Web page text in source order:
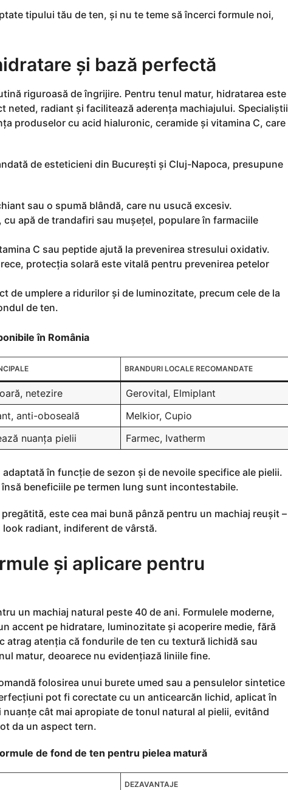
tipului tău de ten, și nu te teme să încerci formule noi,
și bază perfectă
riguroasă de îngrijire. Pentru tenul matur, hidratarea este
neted, radiant și facilitează aderența machiajului. Specialiștii
produselor cu acid hialuronic, ceramide și vitamina C, care
de esteticieni din București și Cluj-Napoca, presupune
sau o spumă blândă, care nu usucă excesiv.
apă de trandafiri sau mușețel, populare în farmaciile
C sau peptide ajută la prevenirea stresului oxidativ.
protecția solară este vitală pentru prevenirea petelor
de umplere a ridurilor și de luminozitate, precum cele de la
de ten.
în România
BRANDURI LOCALE RECOMANDATE
netezire
Gerovital, Elmiplant
anti-oboseală
Melkior, Cupio
nuanța pielii Farmec, Ivatherm
în funcție de sezon și de nevoile specifice ale pielii.
beneficiile pe termen lung sunt incontestabile.
este cea mai bună pânză pentru un machiaj reușit –
radiant, indiferent de vârstă.
și aplicare pentru
un machiaj natural peste 40 de ani. Formulele moderne,
accent pe hidratare, luminozitate și acoperire medie, fără
atrag atenția că fondurile de ten cu textură lichidă sau
matur, deoarece nu evidențiază liniile fine.
folosirea unui burete umed sau a pensulelor sintetice
pot fi corectate cu un anticearcăn lichid, aplicat în
cât mai apropiate de tonul natural al pielii, evitând
da un aspect tern.
de fond de ten pentru pielea matură
DEZAVANTAJE